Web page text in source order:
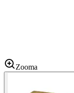
Zooma